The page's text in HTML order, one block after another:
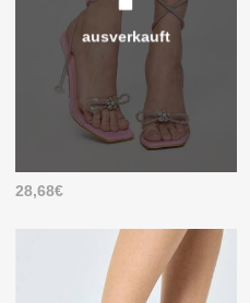
ausverkauft
28,68€